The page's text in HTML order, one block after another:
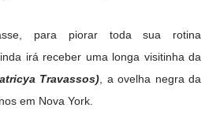
para piorar toda sua rotina
irá receber uma longa visitinha da
Travassos) , a ovelha negra da
em Nova York.